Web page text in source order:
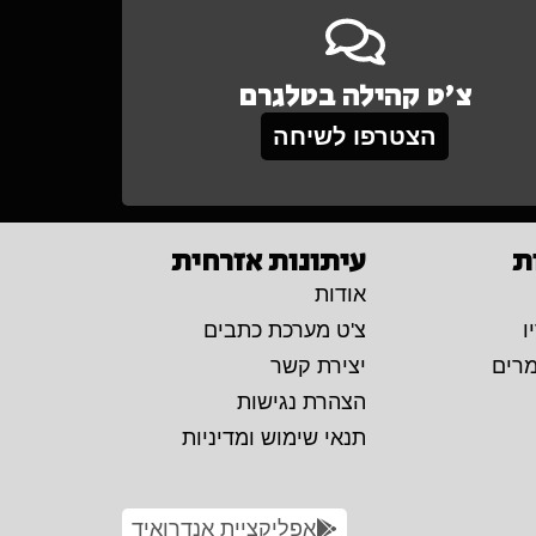
צ'ט קהילה בטלגרם
הצטרפו לשיחה
עיתונות אזרחית
אודות
צ'ט מערכת כתבים
יצירת קשר
הצהרת נגישות
תנאי שימוש ומדיניות
אפליקציית אנדרואיד